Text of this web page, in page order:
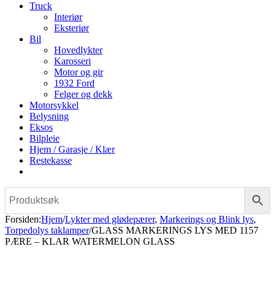
Truck
Interiør
Eksteriør
Bil
Hovedlykter
Karosseri
Motor og gir
1932 Ford
Felger og dekk
Motorsykkel
Belysning
Eksos
Bilpleie
Hjem / Garasje / Klær
Restekasse
Forsiden:Hjem/Lykter med glødepærer, Markerings og Blink lys,
Torpedolys taklamper/GLASS MARKERINGS LYS MED 1157
PÆRE – KLAR WATERMELON GLASS